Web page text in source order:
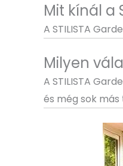
Mit kínál a
A STILISTA
Milyen
A STILISTA
és még sok